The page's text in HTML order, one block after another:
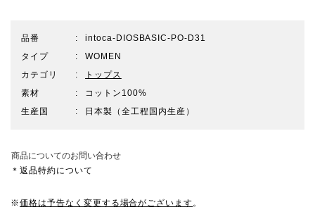
品番
intoca-DIOSBASIC-PO-D31
タイプ
WOMEN
カテゴリ
トップス
素材
コットン100%
生産国
日本製（全工程国内生産）
商品についてのお問い合わせ
＊返品特約について
※価格は予告なく変更する場合がございます。